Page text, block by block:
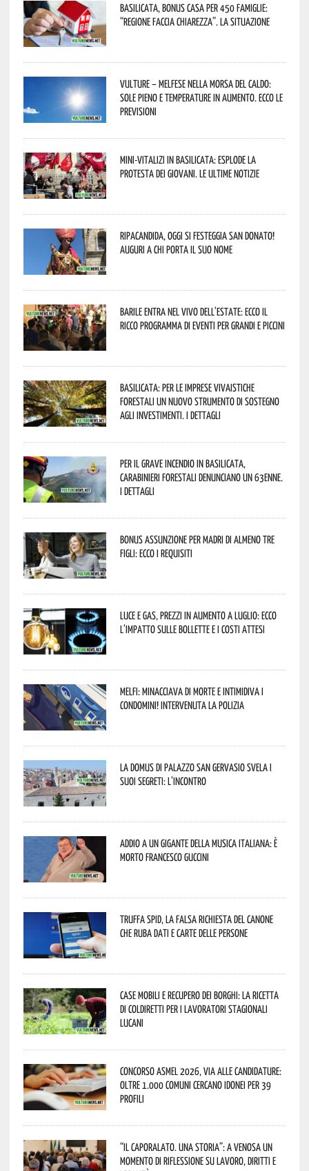
Basilicata, Bonus casa per 450 famiglie:
“Regione faccia chiarezza”. La situazione
Vulture – melfese nella morsa del caldo:
sole pieno e temperature in aumento. Ecco le
previsioni
Mini-vitalizi in Basilicata: esplode la
protesta dei giovani. Le ultime notizie
Ripacandida, oggi si festeggia San Donato!
Auguri a chi porta il suo nome
Barile entra nel vivo dell’estate: ecco il
ricco programma di eventi per grandi e piccini
Basilicata: per le imprese vivaistiche
forestali un nuovo strumento di sostegno
agli investimenti. I dettagli
Per il grave incendio in Basilicata,
Carabinieri forestali denunciano un 63enne.
I dettagli
Bonus assunzione per madri di almeno tre
figli: ecco i requisiti
Luce e gas, prezzi in aumento a luglio: ecco
l’impatto sulle bollette e i costi attesi
Melfi: minacciava di morte e intimidiva i
condomini! Intervenuta la Polizia
La Domus di Palazzo San Gervasio svela i
suoi segreti: l’incontro
Addio a un gigante della musica italiana: è
morto Francesco Guccini
Truffa Spid, la falsa richiesta del canone
che ruba dati e carte delle persone
Case mobili e recupero dei borghi: la ricetta
di Coldiretti per i lavoratori stagionali
lucani
Concorso Asmel 2026, via alle candidature:
oltre 1.000 Comuni cercano idonei per 39
profili
“Il caporalato. Una storia”: a Venosa un
momento di riflessione su lavoro, diritti e